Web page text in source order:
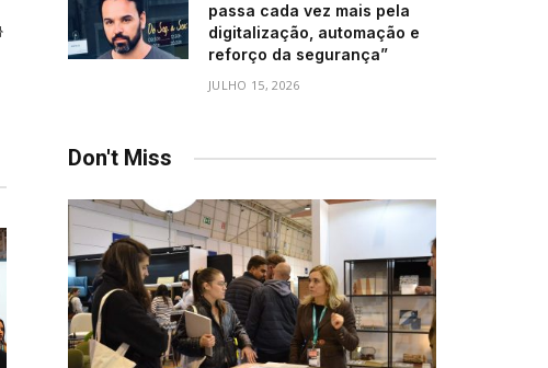
Website
passa cada vez mais pela
digitalização, automação e
reforço da segurança”
JULHO 15, 2026
Don't Miss